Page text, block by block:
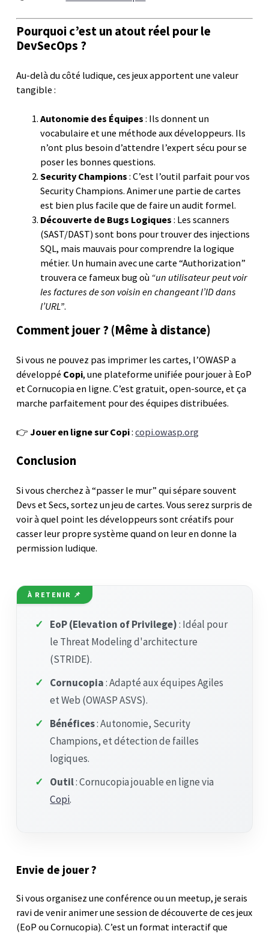
Pourquoi c’est un atout réel pour le
DevSecOps ?
Au-delà du côté ludique, ces jeux apportent une valeur
tangible :
Autonomie des Équipes : Ils donnent un
vocabulaire et une méthode aux développeurs. Ils
n’ont plus besoin d’attendre l’expert sécu pour se
poser les bonnes questions.
Security Champions : C’est l’outil parfait pour vos
Security Champions. Animer une partie de cartes
est bien plus facile que de faire un audit formel.
Découverte de Bugs Logiques : Les scanners
(SAST/DAST) sont bons pour trouver des injections
SQL, mais mauvais pour comprendre la logique
métier. Un humain avec une carte “Authorization”
trouvera ce fameux bug où “un utilisateur peut voir
les factures de son voisin en changeant l’ID dans
l’URL”.
Comment jouer ? (Même à distance)
Si vous ne pouvez pas imprimer les cartes, l’OWASP a
développé Copi, une plateforme unifiée pour jouer à EoP
et Cornucopia en ligne. C’est gratuit, open-source, et ça
marche parfaitement pour des équipes distribuées.
👉Jouer en ligne sur Copi:copi.owasp.org
Conclusion
Si vous cherchez à “passer le mur” qui sépare souvent
Devs et Secs, sortez un jeu de cartes. Vous serez surpris de
voir à quel point les développeurs sont créatifs pour
casser leur propre système quand on leur en donne la
permission ludique.
À RETENIR 📌
✓ EoP (Elevation of Privilege): Idéal pour
le Threat Modeling d'architecture
(STRIDE).
✓
Cornucopia: Adapté aux équipes Agiles
et Web (OWASP ASVS).
✓
Bénéfices: Autonomie, Security
Champions, et détection de failles
logiques.
✓
Outil: Cornucopia jouable en ligne via
Copi.
Envie de jouer ?
Si vous organisez une conférence ou un meetup, je serais
ravi de venir animer une session de découverte de ces jeux
(EoP ou Cornucopia). C’est un format interactif que